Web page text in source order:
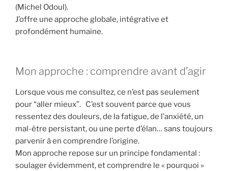
(Michel Odoul).
J’offre une approche globale, intégrative et
profondément humaine.
Mon approche : comprendre avant d’agir
Lorsque vous me consultez, ce n’est pas seulement
pour “aller mieux”. C’est souvent parce que vous
ressentez des douleurs, de la fatigue, de l’anxiété, un
mal-être persistant, ou une perte d’élan… sans toujours
parvenir à en comprendre l’origine.
Mon approche repose sur un principe fondamental :
soulager évidemment, et comprendre le « pourquoi »